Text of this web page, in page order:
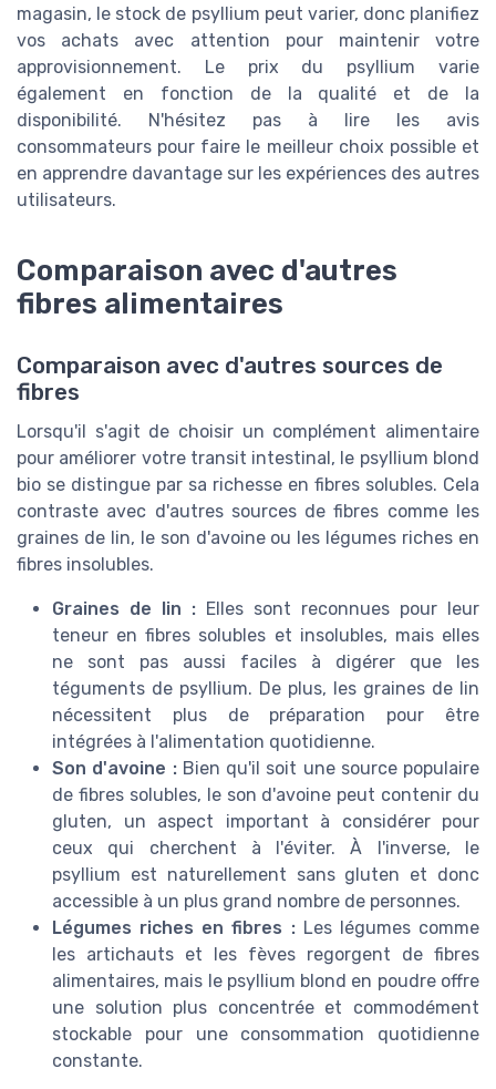
magasin, le stock de psyllium peut varier, donc planifiez
vos achats avec attention pour maintenir votre
approvisionnement. Le prix du psyllium varie
également en fonction de la qualité et de la
disponibilité. N'hésitez pas à lire les avis
consommateurs pour faire le meilleur choix possible et
en apprendre davantage sur les expériences des autres
utilisateurs.
Comparaison avec d'autres
fibres alimentaires
Comparaison avec d'autres sources de
fibres
Lorsqu'il s'agit de choisir un complément alimentaire
pour améliorer votre transit intestinal, le psyllium blond
bio se distingue par sa richesse en fibres solubles. Cela
contraste avec d'autres sources de fibres comme les
graines de lin, le son d'avoine ou les légumes riches en
fibres insolubles.
Graines de lin : Elles sont reconnues pour leur
teneur en fibres solubles et insolubles, mais elles
ne sont pas aussi faciles à digérer que les
téguments de psyllium. De plus, les graines de lin
nécessitent plus de préparation pour être
intégrées à l'alimentation quotidienne.
Son d'avoine :Bien qu'il soit une source populaire
de fibres solubles, le son d'avoine peut contenir du
gluten, un aspect important à considérer pour
ceux qui cherchent à l'éviter. À l'inverse, le
psyllium est naturellement sans gluten et donc
accessible à un plus grand nombre de personnes.
Légumes riches en fibres :Les légumes comme
les artichauts et les fèves regorgent de fibres
alimentaires, mais le psyllium blond en poudre offre
une solution plus concentrée et commodément
stockable pour une consommation quotidienne
constante.